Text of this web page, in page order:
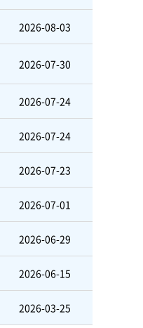
2026-08-03
2026-07-30
2026-07-24
2026-07-24
2026-07-23
2026-07-01
2026-06-29
2026-06-15
2026-03-25